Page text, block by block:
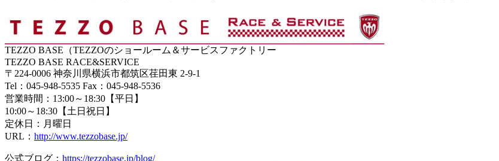
TEZZO BASE（TEZZOのショールーム＆サービスファクトリー
TEZZO BASE RACE&SERVICE
〒224-0006 神奈川県横浜市都筑区荏田東 2-9-1
Tel：045-948-5535 Fax：045-948-5536
営業時間：13:00～18:30【平日】
10:00～18:30【土日祝日】
定休日：月曜日
URL： http://www.tezzobase.jp/
公式ブログ： https://tezzobase.jp/blog/